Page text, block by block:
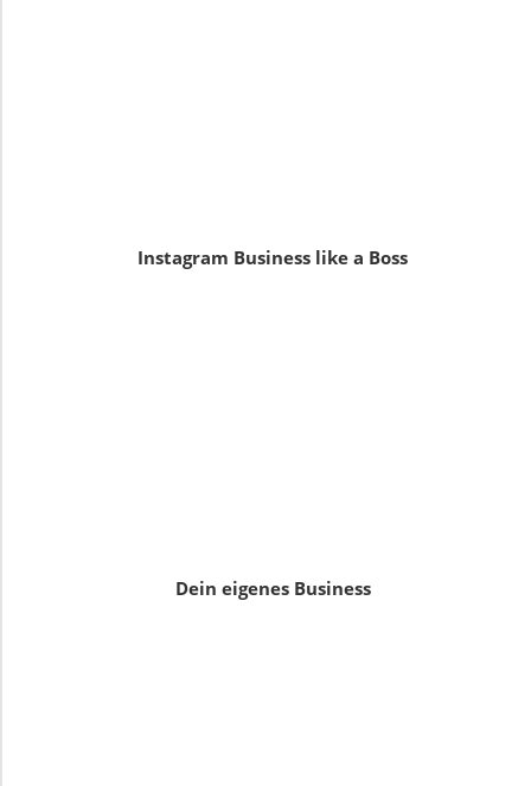
Instagram Business like a Boss
Dein eigenes Business